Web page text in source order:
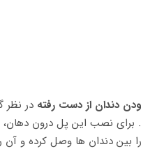
دندان از دست رفته در نظر
نصب این پل درون دهان،
بین دندان ها وصل کرده و آن